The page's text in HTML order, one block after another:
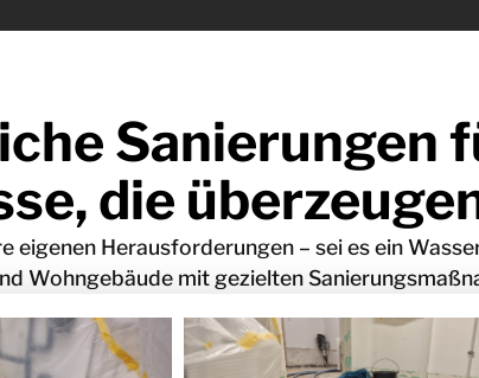
Sanierungen
die
eigenen Herausforderungen – sei es ein
Wohngebäude mit gezielten